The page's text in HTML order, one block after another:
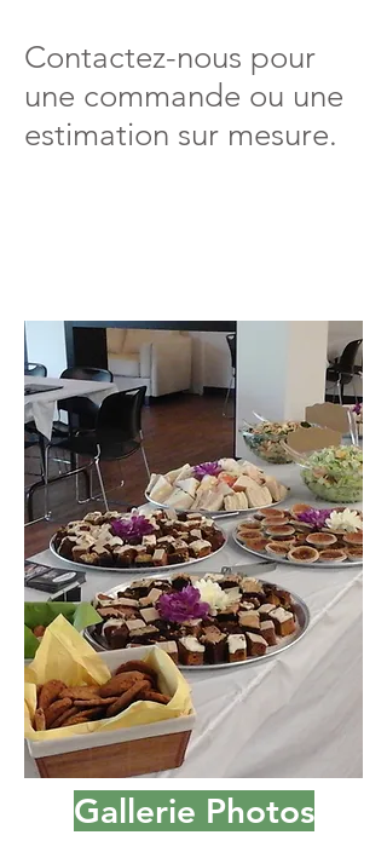
Contactez-nous pour
une commande ou une
estimation sur mesure.
Gallerie Photos